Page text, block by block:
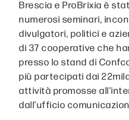
Brescia e ProBrixia è
numerosi seminari,
divulgatori, politici e
di 37 cooperative che
presso lo stand di
più partecipati dai
attività promosse
dall’ufficio